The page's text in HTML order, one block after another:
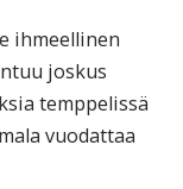
ihmeellinen
joskus
temppelissä
vuodattaa